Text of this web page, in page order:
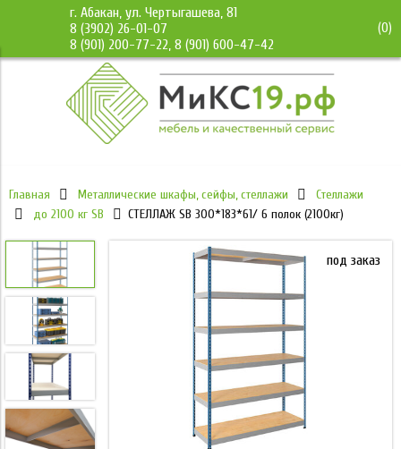
г. Абакан, ул. Чертыгашева, 81
8 (3902) 26-01-07
8 (901) 200-77-22, 8 (901) 600-47-42
(0)
Главная Металлические шкафы, сейфы, стеллажи
Стеллажи
до 2100 кг SB
СТЕЛЛАЖ SB 300*183*61/ 6 полок (2100кг)
под заказ